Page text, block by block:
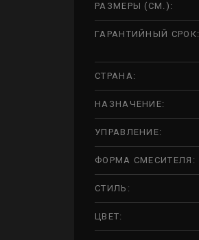
РАЗМЕРЫ (СМ.):
ГАРАНТИЙНЫЙ СРОК:
СТРАНА:
НАЗНАЧЕНИЕ:
УПРАВЛЕНИЕ:
ФОРМА СМЕСИТЕЛЯ:
СТИЛЬ:
ЦВЕТ: